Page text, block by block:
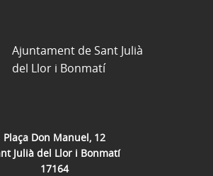
Plaça Don Manuel, 12
Julià del Llor i Bonmatí
17164
Ajuntament de Sant Julià
del Llor i Bonmatí